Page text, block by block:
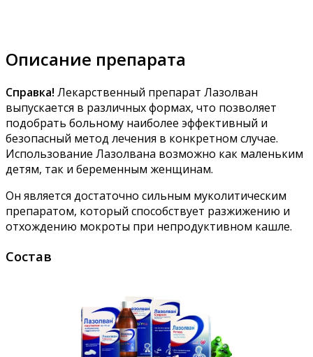
Описание препарата
Справка! Лекарственный препарат Лазолван
выпускается в различных формах, что позволяет
подобрать больному наиболее эффективный и
безопасный метод лечения в конкретном случае.
Использование Лазолвана возможно как маленьким
детям, так и беременным женщинам.
Он является достаточно сильным муколитическим
препаратом, который способствует разжижению и
отхождению мокроты при непродуктивном кашле.
Состав